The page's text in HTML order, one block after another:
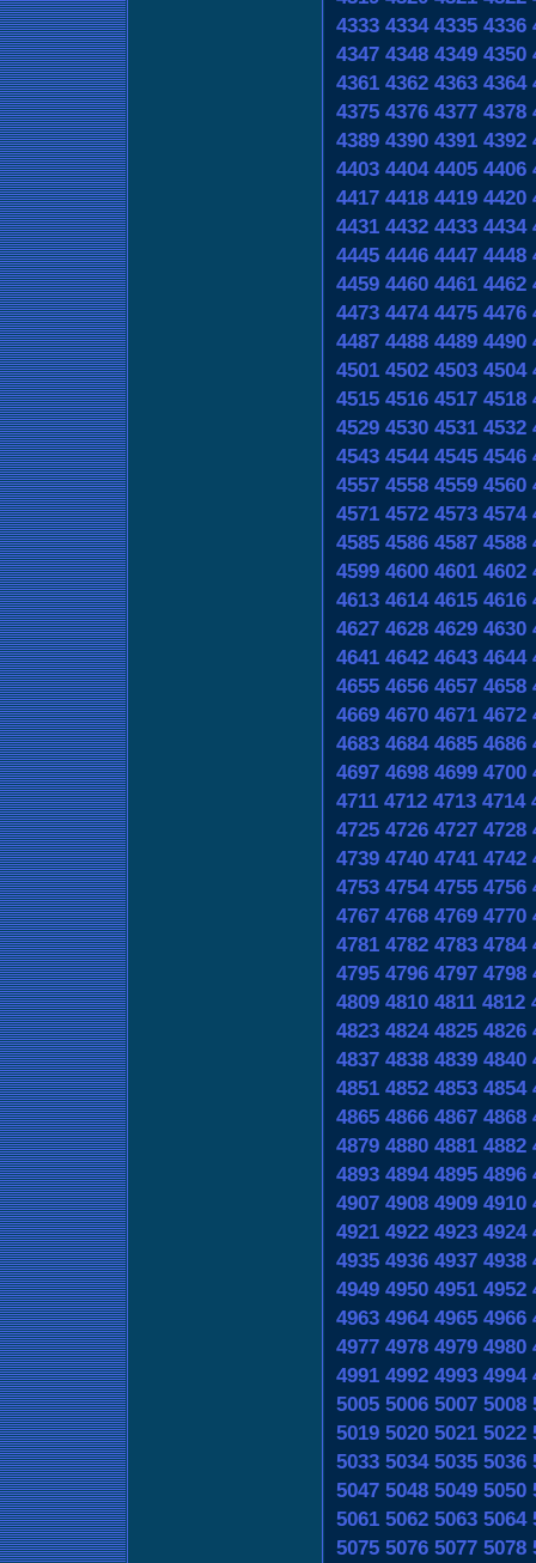
4333 4334 4335 4336
4347 4348 4349 4350
4361 4362 4363 4364
4375 4376 4377 4378
4389 4390 4391 4392
4403 4404 4405 4406
4417 4418 4419 4420
4431 4432 4433 4434
4445 4446 4447 4448
4459 4460 4461 4462
4473 4474 4475 4476
4487 4488 4489 4490
4501 4502 4503 4504
4515 4516 4517 4518
4529 4530 4531 4532
4543 4544 4545 4546
4557 4558 4559 4560
4571 4572 4573 4574
4585 4586 4587 4588
4599 4600 4601 4602
4613 4614 4615 4616
4627 4628 4629 4630
4641 4642 4643 4644
4655 4656 4657 4658
4669 4670 4671 4672
4683 4684 4685 4686
4697 4698 4699 4700
4711 4712 4713 4714
4725 4726 4727 4728
4739 4740 4741 4742
4753 4754 4755 4756
4767 4768 4769 4770
4781 4782 4783 4784
4795 4796 4797 4798
4809 4810 4811 4812
4823 4824 4825 4826
4837 4838 4839 4840
4851 4852 4853 4854
4865 4866 4867 4868
4879 4880 4881 4882
4893 4894 4895 4896
4907 4908 4909 4910
4921 4922 4923 4924
4935 4936 4937 4938
4949 4950 4951 4952
4963 4964 4965 4966
4977 4978 4979 4980
4991 4992 4993 4994
5005 5006 5007 5008
5019 5020 5021 5022
5033 5034 5035 5036
5047 5048 5049 5050
5061 5062 5063 5064
5075 5076 5077 5078